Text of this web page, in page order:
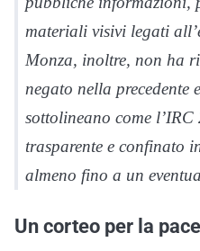
materiali visivi legati
Monza, inoltre, non ha
negato nella
sottolineano come
trasparente e confinato
almeno fino a un
Un corteo per la pace